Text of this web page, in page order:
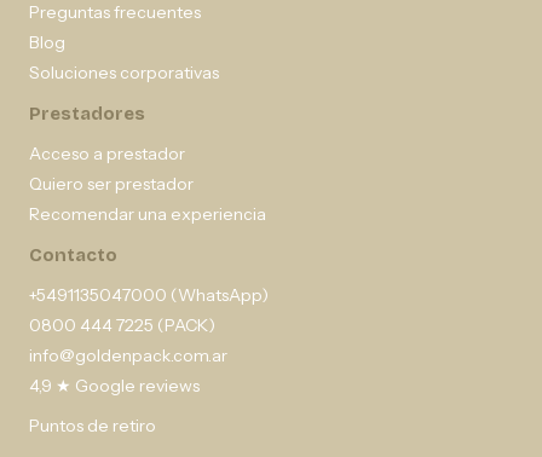
Preguntas frecuentes
Blog
Soluciones corporativas
Prestadores
Acceso a prestador
Quiero ser prestador
Recomendar una experiencia
Contacto
+5491135047000 (WhatsApp)
0800 444 7225 (PACK)
info@goldenpack.com.ar
4,9 ★ Google reviews
Puntos de retiro